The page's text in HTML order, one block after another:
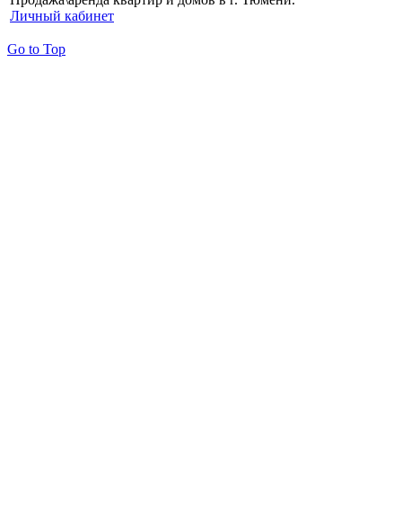
Личный кабинет
Go to Top